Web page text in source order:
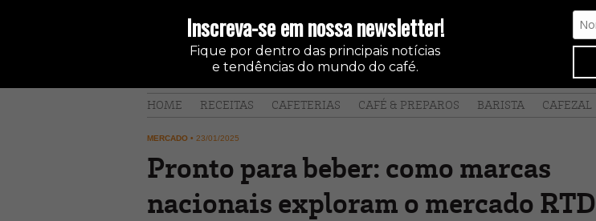
Inscreva-se em nossa newsletter!
Fique por dentro das principais notícias
e tendências do mundo do café.
HOME RECEITAS CAFETERIAS CAFÉ & PREPAROS BARISTA CAFEZAL
MERCADO • 23/01/2025
Pronto para beber: como marcas
nacionais exploram o mercado RTD